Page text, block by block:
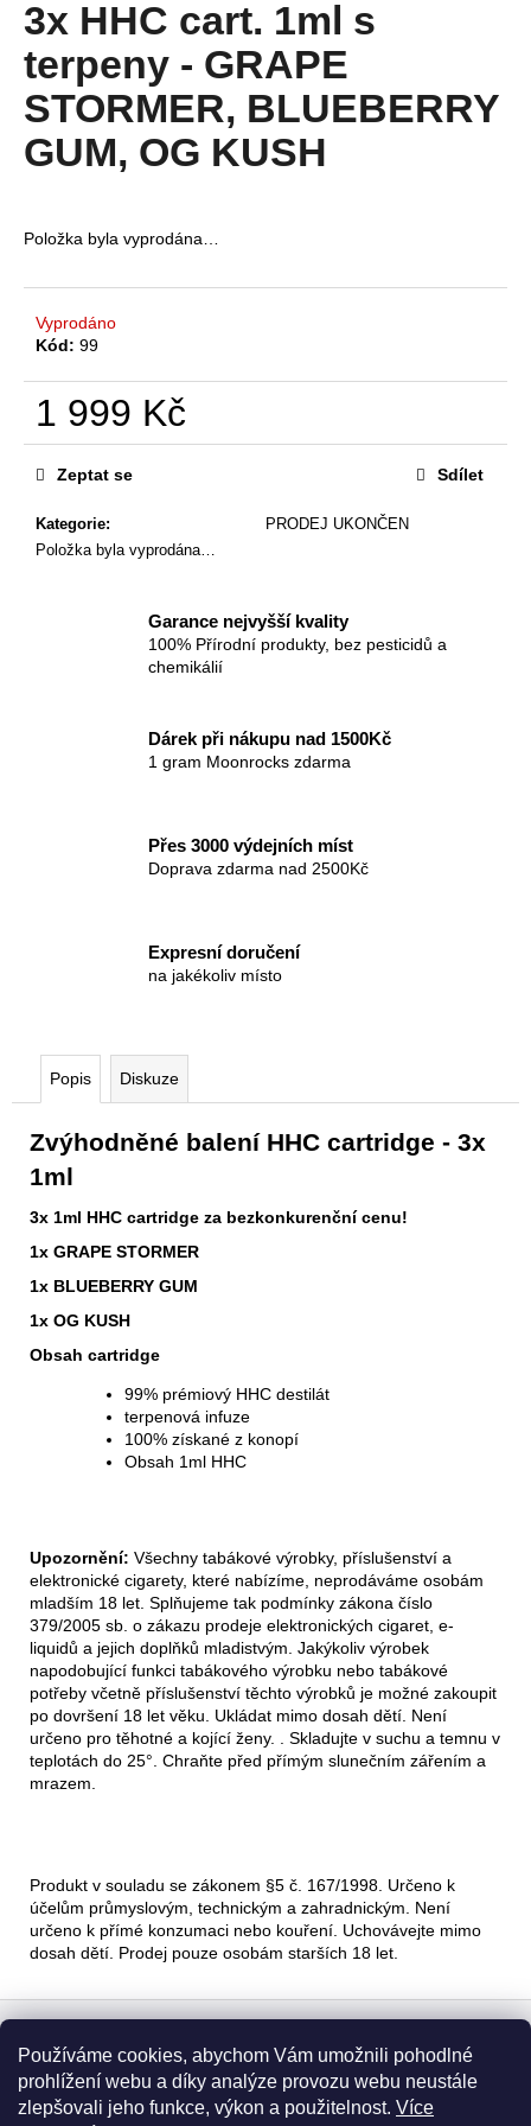
Používáme cookies, abychom Vám umožnili pohodlné
prohlížení webu a díky analýze provozu webu neustále
zlepšovali jeho funkce, výkon a použitelnost. Více
je
4,9
z
5
hvězdiček.
3x HHC cart. 1ml s
terpeny - GRAPE
STORMER, BLUEBERRY
GUM, OG KUSH
Položka byla vyprodána…
Vyprodáno
Kód: 99
1 999 Kč
Měrná
Kategorie:
PRODEJ UKONČEN
Položka byla vyprodána…
Zeptat se Sdílet
Garance nejvyšší kvality
100% Přírodní produkty, bez pesticidů a
chemikálií
Dárek při nákupu nad 1500Kč
1 gram Moonrocks zdarma
Přes 3000 výdejních míst
Doprava zdarma nad 2500Kč
Expresní doručení
na jakékoliv místo
Popis Diskuze
Zvýhodněné balení HHC cartridge - 3x
1ml
3x 1ml HHC cartridge za bezkonkurenční cenu!
1x GRAPE STORMER
1x BLUEBERRY GUM
1x OG KUSH
Obsah cartridge
99% prémiový HHC destilát
terpenová infuze
100% získané z konopí
Obsah 1ml HHC
Upozornění: Všechny tabákové výrobky, příslušenství a
elektronické cigarety, které nabízíme, neprodáváme osobám
mladším 18 let. Splňujeme tak podmínky zákona číslo
379/2005 sb. o zákazu prodeje elektronických cigaret, e-
liquidů a jejich doplňků mladistvým. Jakýkoliv výrobek
napodobující funkci tabákového výrobku nebo tabákové
potřeby včetně příslušenství těchto výrobků je možné zakoupit
po dovršení 18 let věku. Ukládat mimo dosah dětí. Není
určeno pro těhotné a kojící ženy. . Skladujte v suchu a temnu v
teplotách do 25°. Chraňte před přímým slunečním zářením a
mrazem.
Produkt v souladu se zákonem §5 č. 167/1998. Určeno k
účelům průmyslovým, technickým a zahradnickým. Není
určeno k přímé konzumaci nebo kouření. Uchovávejte mimo
dosah dětí. Prodej pouze osobám starších 18 let.
a
j
í
t
?
D
č
u
Z
Informace pro vás
Obchodní podmínky